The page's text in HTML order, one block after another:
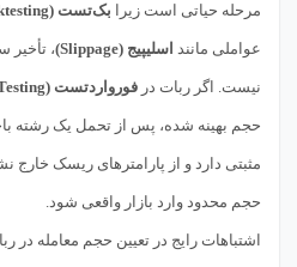
مرحله حیاتی است زیرا بک‌تست (Backtesting)
عواملی مانند اسلیپیج (Slippage) ، تأخیر
نیست. اگر ربات در فورواردتست (Forward Testing)
حجم بهینه شده، پس از تحمل یک رشته
مثبتی دارد و از پارامترهای ریسک خارج
حجم محدود وارد بازار واقعی شود.
اشتباهات رایج در تعیین حجم معامله در